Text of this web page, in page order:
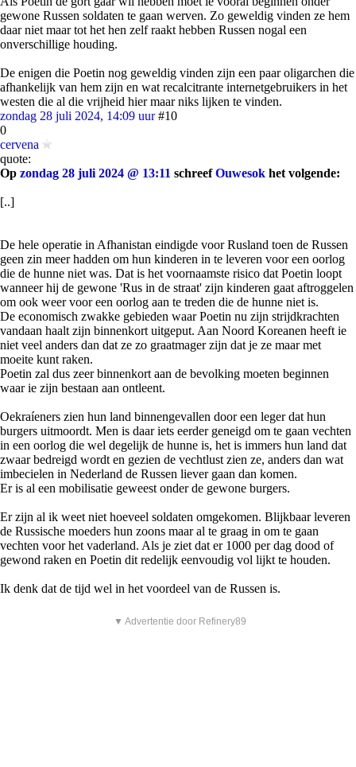
gewone Russen soldaten te gaan werven. Zo geweldig vinden ze hem
daar niet maar tot het hen zelf raakt hebben Russen nogal een
onverschillige houding.
De enigen die Poetin nog geweldig vinden zijn een paar oligarchen die
afhankelijk van hem zijn en wat recalcitrante internetgebruikers in het
westen die al die vrijheid hier maar niks lijken te vinden.
zondag 28 juli 2024, 14:09 uur #10
0
cervena
quote:
Op zondag 28 juli 2024 @ 13:11 schreefOuwesok het volgende:
[..]
De hele operatie in Afhanistan eindigde voor Rusland toen de Russen
geen zin meer hadden om hun kinderen in te leveren voor een oorlog
die de hunne niet was. Dat is het voornaamste risico dat Poetin loopt
wanneer hij de gewone 'Rus in de straat' zijn kinderen gaat aftroggelen
om ook weer voor een oorlog aan te treden die de hunne niet is.
De economisch zwakke gebieden waar Poetin nu zijn strijdkrachten
vandaan haalt zijn binnenkort uitgeput. Aan Noord Koreanen heeft ie
niet veel anders dan dat ze zo graatmager zijn dat je ze maar met
moeite kunt raken.
Poetin zal dus zeer binnenkort aan de bevolking moeten beginnen
waar ie zijn bestaan aan ontleent.
Oekraíeners zien hun land binnengevallen door een leger dat hun
burgers uitmoordt. Men is daar iets eerder geneigd om te gaan vechten
in een oorlog die wel degelijk de hunne is, het is immers hun land dat
zwaar bedreigd wordt en gezien de vechtlust zien ze, anders dan wat
imbecielen in Nederland de Russen liever gaan dan komen.
Er is al een mobilisatie geweest onder de gewone burgers.
Er zijn al ik weet niet hoeveel soldaten omgekomen. Blijkbaar leveren
de Russische moeders hun zoons maar al te graag in om te gaan
vechten voor het vaderland. Als je ziet dat er 1000 per dag dood of
gewond raken en Poetin dit redelijk eenvoudig vol lijkt te houden.
Ik denk dat de tijd wel in het voordeel van de Russen is.
▼ Advertentie door Refinery89